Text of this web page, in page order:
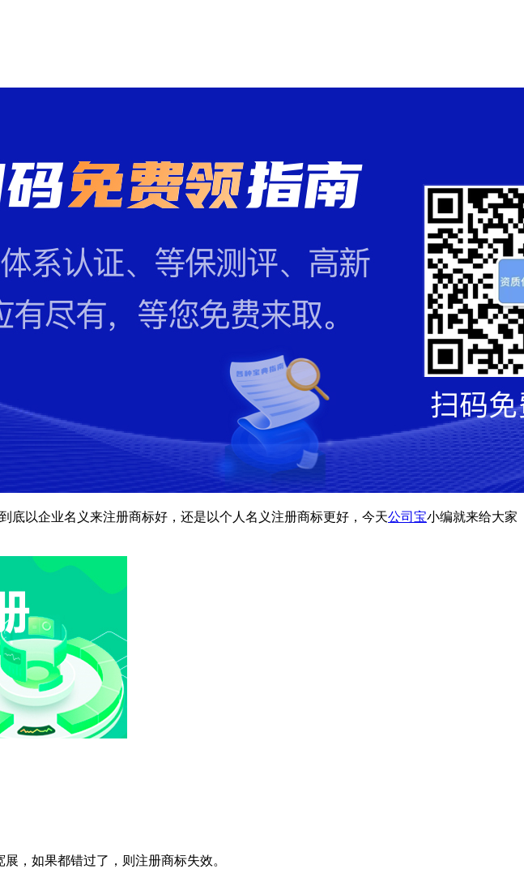
以企业名义来注册商标好，还是以个人名义注册商标更好，今天公司宝小编就来给大家
，如果都错过了，则注册商标失效。